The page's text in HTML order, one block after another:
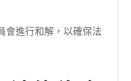
會進行和解，以確保法